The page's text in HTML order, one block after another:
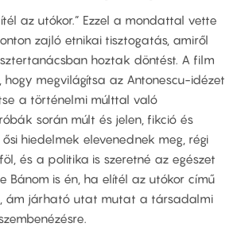
az utókor.” Ezzel a mondattal vette
zajló etnikai tisztogatás, amiről
hoztak döntést. A film
hogy megvilágítsa az Antonescu-idézet
a történelmi múlttal való
során múlt és jelen, fikció és
hiedelmek elevenednek meg, régi
és a politika is szeretné az egészet
Bánom is én, ha elítél az utókor című
ám járható utat mutat a társadalmi